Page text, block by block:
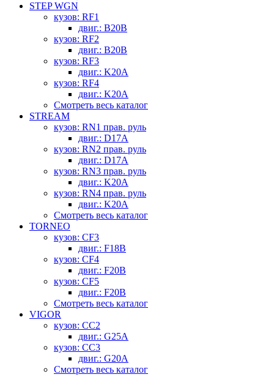
STEP WGN
кузов: RF1
двиг.: B20B
кузов: RF2
двиг.: B20B
кузов: RF3
двиг.: K20A
кузов: RF4
двиг.: K20A
Смотреть весь каталог
STREAM
кузов: RN1 прав. руль
двиг.: D17A
кузов: RN2 прав. руль
двиг.: D17A
кузов: RN3 прав. руль
двиг.: K20A
кузов: RN4 прав. руль
двиг.: K20A
Смотреть весь каталог
TORNEO
кузов: CF3
двиг.: F18B
кузов: CF4
двиг.: F20B
кузов: CF5
двиг.: F20B
Смотреть весь каталог
VIGOR
кузов: CC2
двиг.: G25A
кузов: CC3
двиг.: G20A
Смотреть весь каталог